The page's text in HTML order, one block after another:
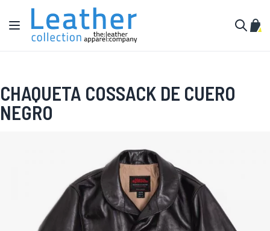
Ir al contenido
Toggle Nav
Mi
CHAQUETA COSSACK DE CUERO
NEGRO